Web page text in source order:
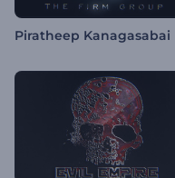
Piratheep Kanagasabai